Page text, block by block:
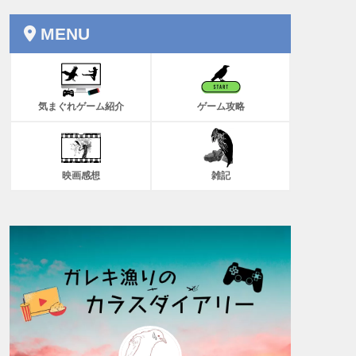
MENU
気まぐれゲーム紹介 ゲーム攻略
映画感想 雑記